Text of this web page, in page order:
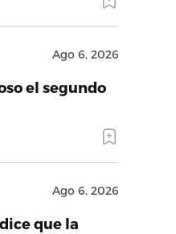
Ago 6, 2026
el segundo
Ago 6, 2026
que la